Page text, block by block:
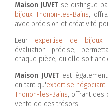
Maison JUVETse distingue
bijoux Thonon-les-Bains,
avec précision et créativité
Leur expertise de bijoux
évaluation précise,
chaque pièce, qu'elle soit
Maison JUVETest également
en tant qu'expertise
Thonon-les-Bains, offrant des
vente de ces trésors.